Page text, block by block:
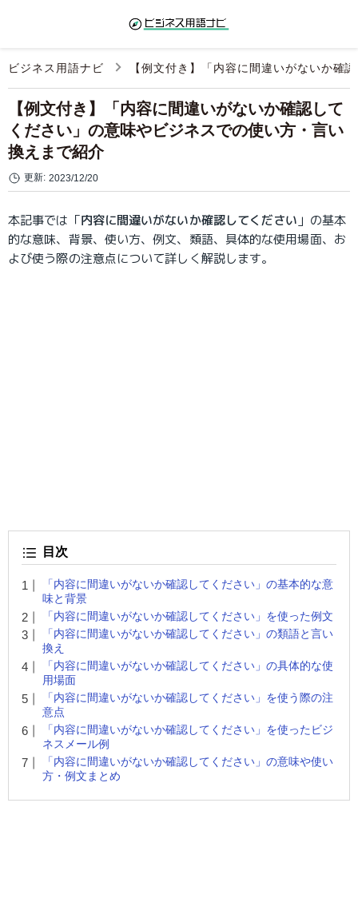
ビジネス用語ナビ 【例文付き】「内容に間違いがないか確
【例文付き】「内容に間違いがないか確認して
ください」の意味やビジネスでの使い方・言い
換えまで紹介
更新: 2023/12/20
本記事では「内容に間違いがないか確認してください 」の基本
的な意味、背景、使い方、例文、類語、具体的な使用場面、お
よび使う際の注意点について詳しく解説します。
目次
「内容に間違いがないか確認してください」の基本的な意
味と背景
「内容に間違いがないか確認してください」を使った例文
「内容に間違いがないか確認してください」の類語と言い
換え
「内容に間違いがないか確認してください」の具体的な使
用場面
「内容に間違いがないか確認してください」を使う際の注
意点
「内容に間違いがないか確認してください」を使ったビジ
ネスメール例
「内容に間違いがないか確認してください」の意味や使い
方・例文まとめ